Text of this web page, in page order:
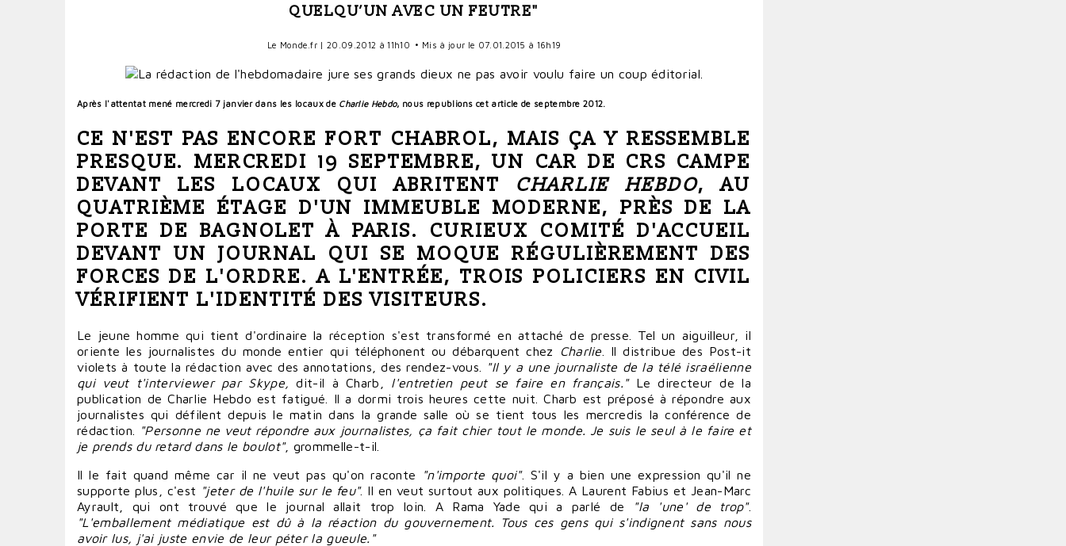
QUELQU’UN AVEC UN FEUTRE"
Le Monde.fr | 20.09.2012 à 11h10 • Mis à jour le 07.01.2015 à 16h19
Après l'attentat mené mercredi 7 janvier dans les locaux de Charlie Hebdo, nous republions cet article de septembre 2012.
CE N'EST PAS ENCORE FORT CHABROL, MAIS ÇA Y RESSEMBLE
PRESQUE. MERCREDI 19 SEPTEMBRE, UN CAR DE CRS CAMPE
DEVANT LES LOCAUX QUI ABRITENT CHARLIE HEBDO, AU
QUATRIÈME ÉTAGE D'UN IMMEUBLE MODERNE, PRÈS DE LA
PORTE DE BAGNOLET À PARIS. CURIEUX COMITÉ D'ACCUEIL
DEVANT UN JOURNAL QUI SE MOQUE RÉGULIÈREMENT DES
FORCES DE L'ORDRE. A L'ENTRÉE, TROIS POLICIERS EN CIVIL
VÉRIFIENT L'IDENTITÉ DES VISITEURS.
Le jeune homme qui tient d'ordinaire la réception s'est transformé en attaché de presse. Tel un aiguilleur, il
oriente les journalistes du monde entier qui téléphonent ou débarquent chez Charlie . Il distribue des Post-it
violets à toute la rédaction avec des annotations, des rendez-vous
"Il y a une journaliste de la télé israélienne
qui veut t'interviewerpar Skype, dit-il à Charb, l'entretien peut se faireen français."Le directeur de la
publication de Charlie Hebdo est fatigué. Il a dormi trois heures cette nuit. Charb est préposé àrépondre aux
journalistes qui défilent depuis le matin dans la grande salle où se tient tous les mercredis la conférence de
rédaction.
"Personne ne veut répondreaux journalistes, ça fait chiertout le monde. Je suis le seul à le faire et
je prends du retard dans le boulot", grommelle-t-il.
Il le fait quand même car il ne veut pas qu'on raconte
"n'importe quoi". S'il y a bien une expression qu'il ne
supporte plus, c'est "jeter de l'huile sur le feu". Il en veut surtout aux politiques. A Laurent Fabius etJean-Marc
Ayrault , qui ont trouvé que le journal allait trop loin. A Rama Yade qui a parlé de "la 'une' de trop".
"L'emballement médiatique est dû à la réaction du gouvernement. Tous ces gensqui s'indignent sans nous
avoirlus, j'ai juste envie de leur péterla gueule."